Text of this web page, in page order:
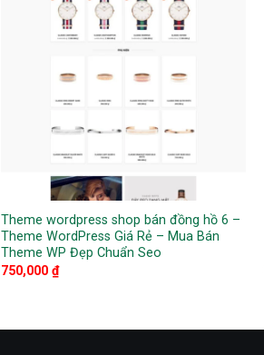
Theme wordpress shop bán đồng hồ 6 –
Theme WordPress Giá Rẻ – Mua Bán
Theme WP Đẹp Chuẩn Seo
750,000 ₫